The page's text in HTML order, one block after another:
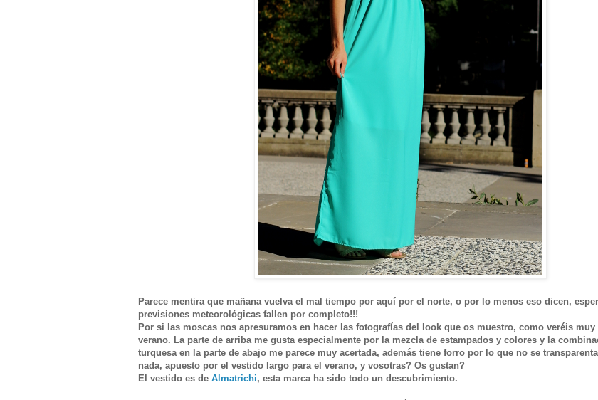
Parece mentira que mañana vuelva el mal tiempo por aquí por el norte, o por lo menos eso dicen,
previsiones meteorológicas fallen por completo!!!
Por si las moscas nos apresuramos en hacer las fotografías del look que os muestro, como veréis muy
verano. La parte de arriba me gusta especialmente por la mezcla de estampados y colores y la
turquesa en la parte de abajo me parece muy acertada, además tiene forro por lo que no se
nada, apuesto por el vestido largo para el verano, y vosotras? Os gustan?
El vestido es de Almatrichi, esta marca ha sido todo un descubrimiento.